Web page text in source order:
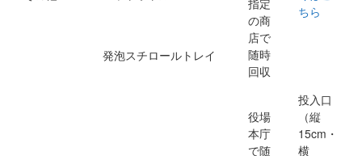
指定
の商
店で
随時
回収
ちら
発泡スチロールトレイ
役場
本庁
で随
投入口
（縦
15cm・
横